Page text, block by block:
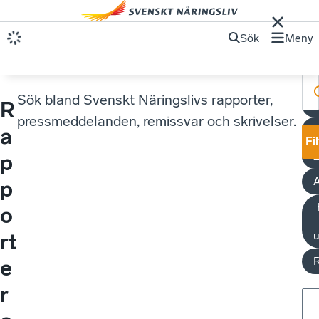
Sök Meny
R
a
p
p
o
rt
e
r
Sök bland Svenskt Näringslivs rapporter,
pressmeddelanden, remissvar och skrivelser.